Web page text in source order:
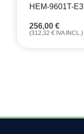
HEM-9601T-E3
256,00 €
(312,32 € IVA INCL.)